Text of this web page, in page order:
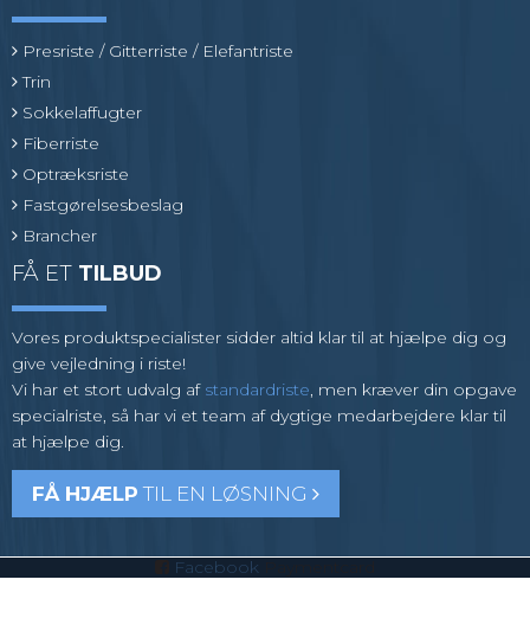
Presriste / Gitterriste / Elefantriste
Trin
Sokkelaffugter
Fiberriste
Optræksriste
Fastgørelsesbeslag
Brancher
FÅ ET TILBUD
Vores produktspecialister sidder altid klar til at hjælpe dig og
give vejledning i riste!
Vi har et stort udvalg af standardriste, men kræver din opgave
specialriste, så har vi et team af dygtige medarbejdere klar til
at hjælpe dig.
FÅ HJÆLP TIL EN LØSNING
Facebook